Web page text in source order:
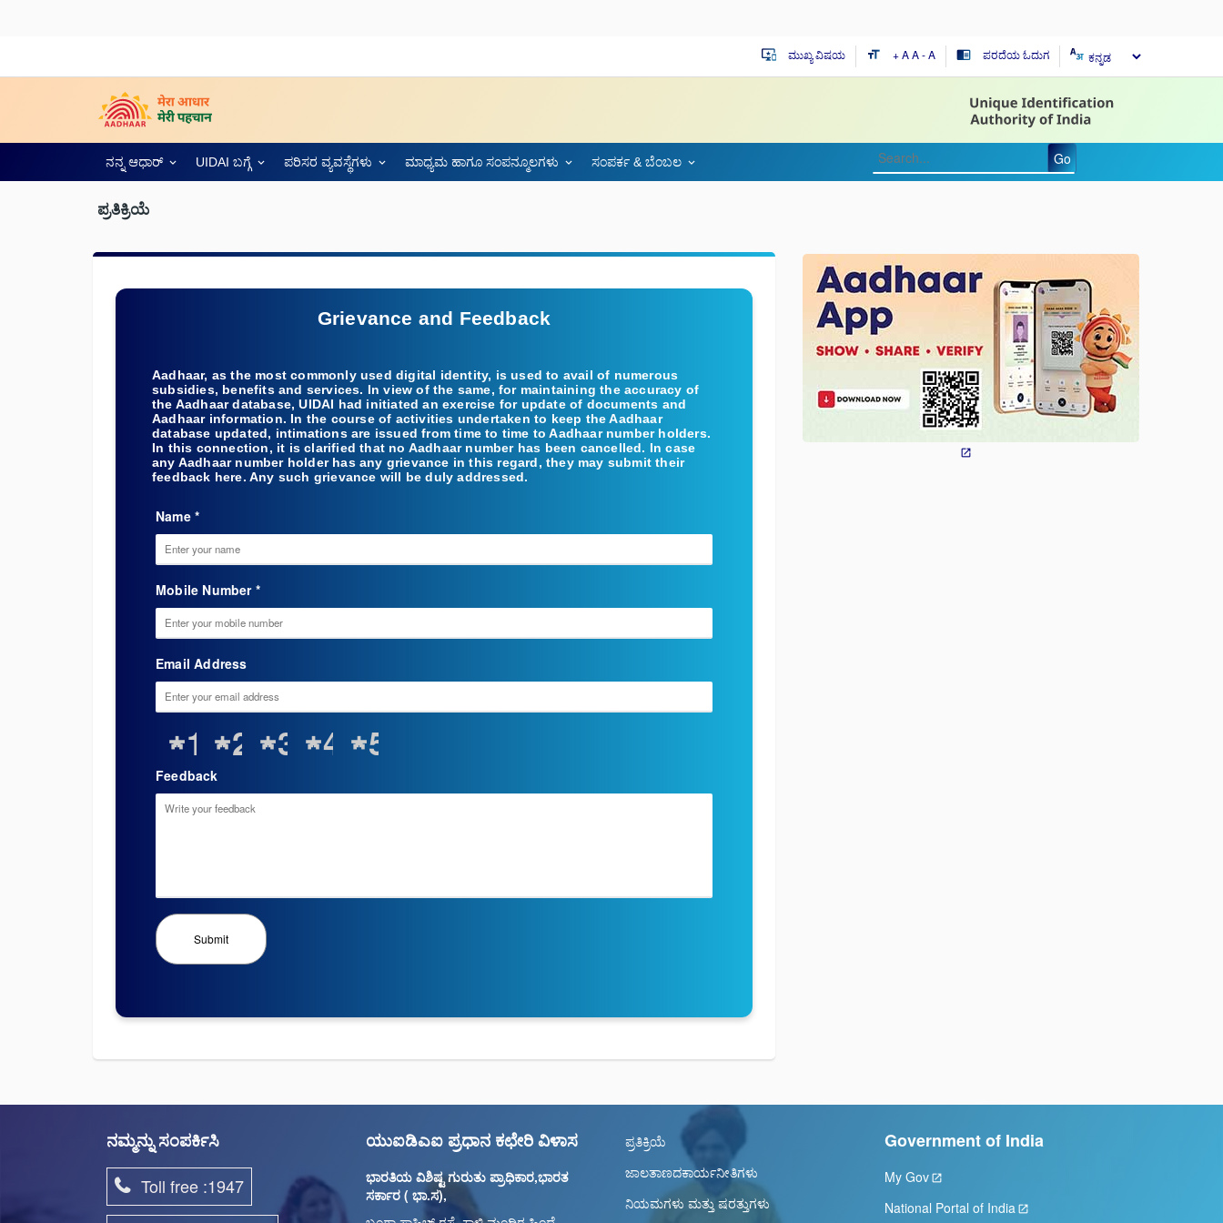
important_devices ಮುಖ್ಯ ವಿಷಯ format_size + AA- A chrome_reader_mode ಪರದೆಯ ಓದುಗ
ನನ್ನ ಆಧಾರ್ UIDAI ಬಗ್ಗೆ ಪರಿಸರ ವ್ಯವಸ್ಥೆಗಳು ಮಾಧ್ಯಮ ಹಾಗೂ ಸಂಪನ್ಮೂಲಗಳು ಸಂಪರ್ಕ & ಬೆಂಬಲ Go
ಪ್ರತಿಕ್ರಿಯೆ
Grievance and Feedback
Aadhaar, as the most commonly used digital identity, is used to avail of numerous
subsidies, benefits and services. In view of the same, for maintaining the accuracy of
the Aadhaar database, UIDAI had initiated an exercise for update of documents and
Aadhaar information. In the course of activities undertaken to keep the Aadhaar
database updated, intimations are issued from time to time to Aadhaar number holders.
In this connection, it is clarified that no Aadhaar number has been cancelled. In case
any Aadhaar number holder has any grievance in this regard, they may submit their
feedback here. Any such grievance will be duly addressed.
Name *
Mobile Number *
Email Address
5
4
3
2
1
Feedback
ನಮ್ಮನ್ನು ಸಂಪರ್ಕಿಸಿ
Toll free :1947
ಯುಐಡಿಎಐ ಪ್ರಧಾನ ಕಛೇರಿ ವಿಳಾಸ
ಭಾರತಿಯ ವಿಶಿಷ್ಟ ಗುರುತು ಪ್ರಾಧಿಕಾರ,ಭಾರತ
ಸರ್ಕಾರ ( ಭಾ.ಸ),
ಪ್ರತಿಕ್ರಿಯೆ
ಜಾಲತಾಣದಕಾರ್ಯನೀತಿಗಳು
ನಿಯಮಗಳು ಮತ್ತು ಷರತ್ತುಗಳು
Government of India
My Gov
National Portal of India